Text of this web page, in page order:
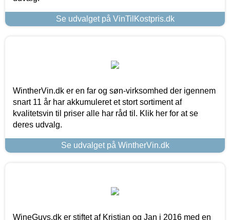
Se udvalget på VinTilKostpris.dk
WintherVin.dk er en far og søn-virksomhed der igennem
snart 11 år har akkumuleret et stort sortiment af
kvalitetsvin til priser alle har råd til. Klik her for at se
deres udvalg.
Se udvalget på WintherVin.dk
WineGuys.dk er stiftet af Kristian og Jan i 2016 med en